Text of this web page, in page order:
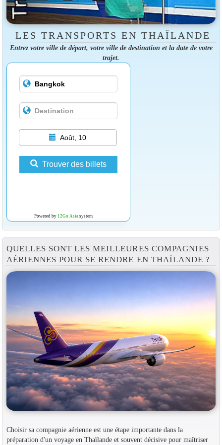
LES TRANSPORTS EN THAÏLANDE
Entrez votre ville de départ, votre ville de destination et la date de votre
trajet.
Août, 10
Trouver des billets
Powered by 12Go Asiasystem
QUELLES SONT LES MEILLEURES COMPAGNIES
AÉRIENNES POUR SE RENDRE EN THAÏLANDE ?
Choisir sa compagnie aérienne est une étape importante dans la
préparation d'un voyage en Thaïlande et souvent décisive pour maîtriser